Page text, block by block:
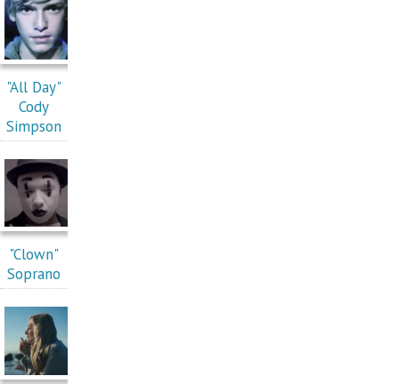
"All Day"
Cody
Simpson
"Clown"
Soprano